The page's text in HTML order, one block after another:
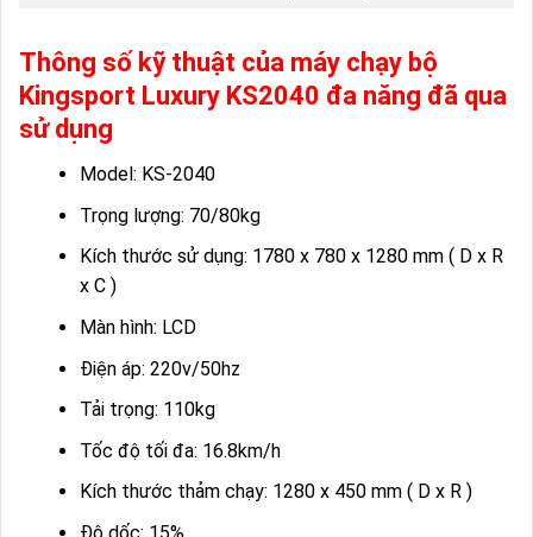
Thông số kỹ thuật của máy chạy bộ
Kingsport Luxury KS2040 đa năng đã qua
sử dụng
Model: KS-2040
Trọng lượng: 70/80kg
Kích thước sử dụng: 1780 x 780 x 1280 mm ( D x R
x C )
Màn hình: LCD
Điện áp: 220v/50hz
Tải trọng: 110kg
Tốc độ tối đa: 16.8km/h
Kích thước thảm chạy: 1280 x 450 mm ( D x R )